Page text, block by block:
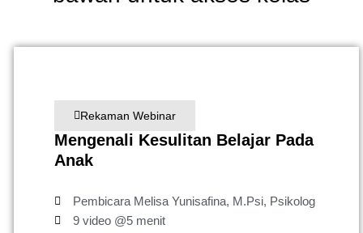
Rekaman Webinar
Mengenali Kesulitan Belajar Pada
Anak
Pembicara Melisa Yunisafina, M.Psi, Psikolog
9 video @5 menit